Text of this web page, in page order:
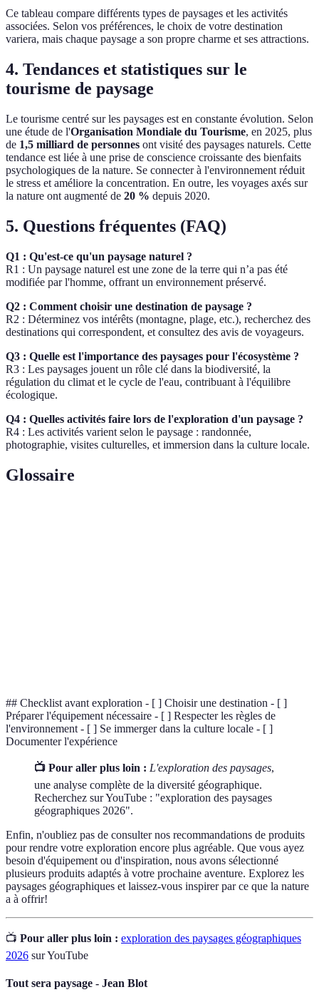
Ce tableau compare différents types de paysages et les activités
associées. Selon vos préférences, le choix de votre destination
variera, mais chaque paysage a son propre charme et ses attractions.
4. Tendances et statistiques sur le
tourisme de paysage
Le tourisme centré sur les paysages est en constante évolution. Selon
une étude de l'Organisation Mondiale du Tourisme, en 2025, plus
de 1,5 milliard de personnes ont visité des paysages naturels. Cette
tendance est liée à une prise de conscience croissante des bienfaits
psychologiques de la nature. Se connecter à l'environnement réduit
le stress et améliore la concentration. En outre, les voyages axés sur
la nature ont augmenté de 20 % depuis 2020.
5. Questions fréquentes (FAQ)
Q1 : Qu'est-ce qu'un paysage naturel ?
R1 : Un paysage naturel est une zone de la terre qui n’a pas été
modifiée par l'homme, offrant un environnement préservé.
Q2 : Comment choisir une destination de paysage ?
R2 : Déterminez vos intérêts (montagne, plage, etc.), recherchez des
destinations qui correspondent, et consultez des avis de voyageurs.
Q3 : Quelle est l'importance des paysages pour l'écosystème ?
R3 : Les paysages jouent un rôle clé dans la biodiversité, la
régulation du climat et le cycle de l'eau, contribuant à l'équilibre
écologique.
Q4 : Quelles activités faire lors de l'exploration d'un paysage ?
R4 : Les activités varient selon le paysage : randonnée,
photographie, visites culturelles, et immersion dans la culture locale.
Glossaire
## Checklist avant exploration - [ ] Choisir une destination - [ ]
Préparer l'équipement nécessaire - [ ] Respecter les règles de
l'environnement - [ ] Se immerger dans la culture locale - [ ]
Documenter l'expérience
📺 Pour aller plus loin : L'exploration des paysages,
une analyse complète de la diversité géographique.
Recherchez sur YouTube : "exploration des paysages
géographiques 2026".
Enfin, n'oubliez pas de consulter nos recommandations de produits
pour rendre votre exploration encore plus agréable. Que vous ayez
besoin d'équipement ou d'inspiration, nous avons sélectionné
plusieurs produits adaptés à votre prochaine aventure. Explorez les
paysages géographiques et laissez-vous inspirer par ce que la nature
a à offrir!
📺 Pour aller plus loin : exploration des paysages géographiques
2026 sur YouTube
Tout sera paysage - Jean Blot